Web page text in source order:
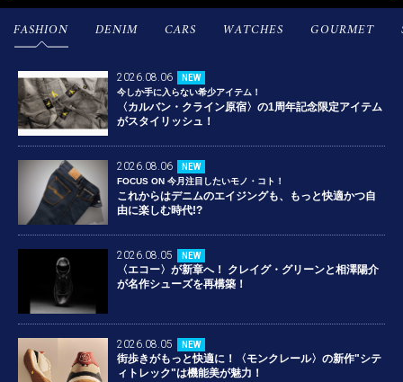
FASHION DENIM CARS WATCHES GOURMET
2026.08.06
NEW
今しか手に入らない希少アイテム！
〈カルバン・クライン原宿〉の1周年記念限定アイテム
がスタイリッシュ！
2026.08.06
NEW
FOCUS ON 今月注目したいモノ・コト！
これからはデニムのエイジングも、もっと快適かつ自
由に楽しむ時代!?
2026.08.05 NEW
〈エコー〉が新章へ！ クレイグ・グリーンと相澤陽介
が名作シューズを再構築！
2026.08.05 NEW
街歩きがもっと快適に！〈モンクレール〉の新作"シテ
ィトレック"は機能美が魅力！